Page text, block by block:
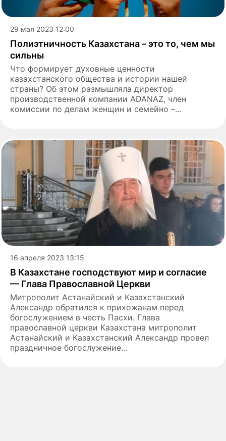
29 мая 2023 12:00
Полиэтничность Казахстана – это то, чем мы
сильны
Что формирует духовные ценности
казахстанского общества и истории нашей
страны? Об этом размышляла директор
производственной компании ADANAZ, член
комиссии по делам женщин и семейно –...
16 апреля 2023 13:15
В Казахстане господствуют мир и согласие
— Глава Православной Церкви
Митрополит Астанайский и Казахстанский
Александр обратился к прихожанам перед
богослужением в честь Пасхи. Глава
православной церкви Казахстана митрополит
Астанайский и Казахстанский Александр провел
праздничное богослужение...